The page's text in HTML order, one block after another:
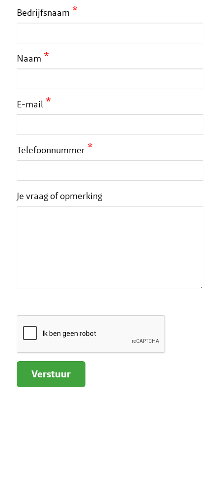
Bedrijfsnaam *
Naam *
E-mail *
Telefoonnummer *
Je vraag of opmerking